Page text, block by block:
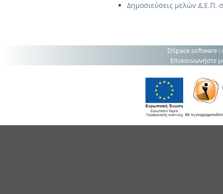
Δημοσιεύσεις μελών Δ.Ε.Π.
DSpace software
Επικοινωνήστε